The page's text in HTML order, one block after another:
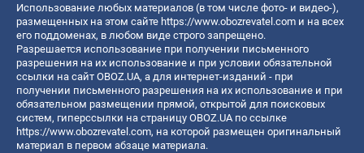
Использование любых материалов (в том числе фото- и видео-),
размещенных на этом сайте https://www.obozrevatel.com и на всех
его поддоменах, в любом виде строго запрещено.
Разрешается использование при получении письменного
разрешения на их использование и при условии обязательной
ссылки на сайт OBOZ.UA, а для интернет-изданий - при
получении письменного разрешения на их использование и при
обязательном размещении прямой, открытой для поисковых
систем, гиперссылки на страницу OBOZ.UA по ссылке
https://www.obozrevatel.com, на которой размещен оригинальный
материал в первом абзаце материала.